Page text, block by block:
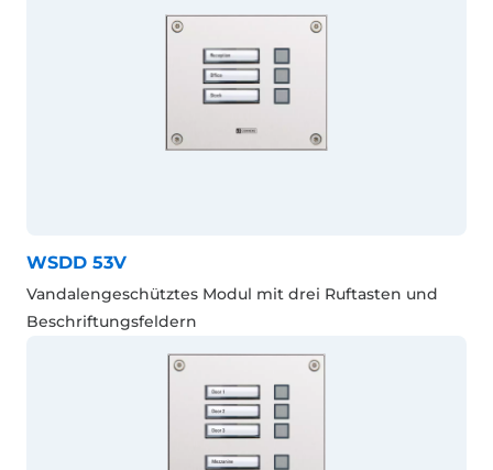
WSDD 53V
Vandalengeschütztes Modul mit drei Ruftasten und
Beschriftungsfeldern